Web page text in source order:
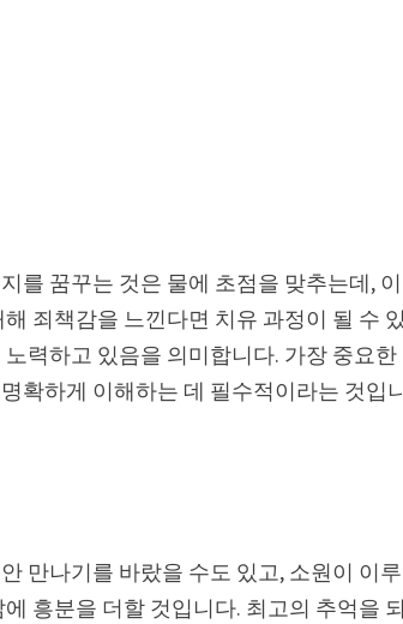
를 꿈꾸는 것은 물에 초점을 맞추는데, 이
죄책감을 느낀다면 치유 과정이 될 수 있
력하고 있음을 의미합니다. 가장 중요한
확하게 이해하는 데 필수적이라는 것입
만나기를 바랐을 수도 있고, 소원이 이루
흥분을 더할 것입니다. 최고의 추억을 되